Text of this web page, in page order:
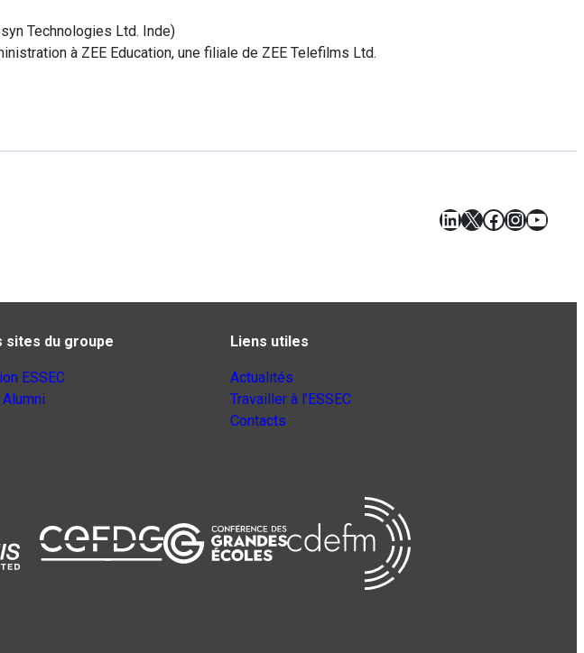
Technologies Ltd. Inde)
à ZEE Education, une filiale de ZEE Telefilms Ltd.
LinkedIn
X Facebook
sites du groupe
ESSEC
Alumni
Liens utiles
Actualités
Travailler à l’ESSEC
Contacts